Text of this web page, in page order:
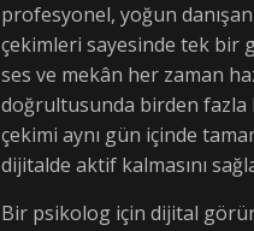
profesyonel, yoğun
çekimleri sayesinde tek bir
ses ve mekân her zaman
doğrultusunda birden fazla
çekimi aynı gün içinde
dijitalde aktif kalmasını
Bir psikolog için dijital